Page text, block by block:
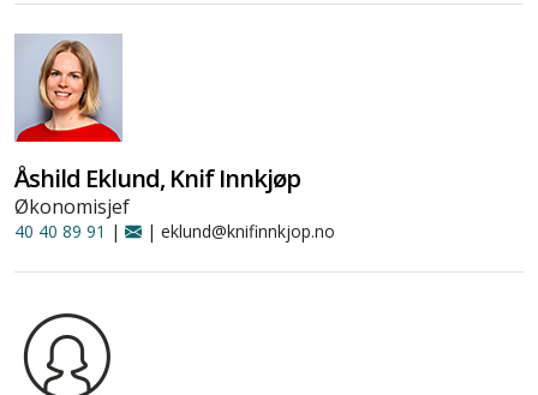
Åshild Eklund, Knif Innkjøp
Økonomisjef
40 40 89 91 | | eklund@knifinnkjop.no